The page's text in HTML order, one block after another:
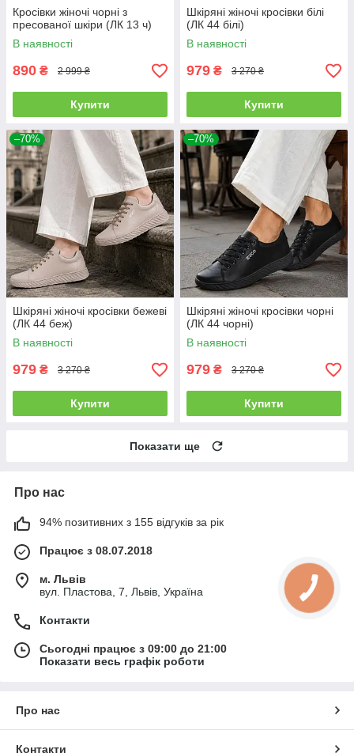
Кросівки жіночі чорні з
пресованої шкіри (ЛК 13 ч)
В наявності
890 ₴ 2 999 ₴
Купити
Шкіряні жіночі кросівки білі
(ЛК 44 білі)
В наявності
979 ₴ 3 270 ₴
Купити
–70%
Шкіряні жіночі кросівки бежеві
(ЛК 44 беж)
В наявності
979 ₴ 3 270 ₴
Купити
–70%
Шкіряні жіночі кросівки чорні
(ЛК 44 чорні)
В наявності
979 ₴ 3 270 ₴
Купити
Показати ще
Про нас
94% позитивних з 155 відгуків за рік
Працює з 08.07.2018
м. Львів
вул. Пластова, 7, Львів, Україна
Контакти
Сьогодні працює з 09:00 до 21:00
Показати весь графік роботи
Про нас
Контакти